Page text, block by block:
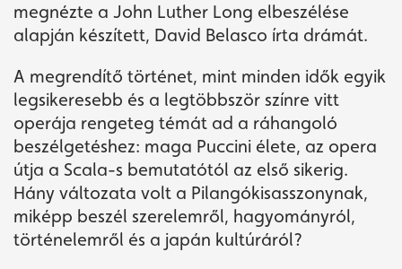
megnézte a John Luther Long elbeszélése
alapján készített, David Belasco írta drámát.
A megrendítő történet, mint minden idők egyik
legsikeresebb és a legtöbbször színre vitt
operája rengeteg témát ad a ráhangoló
beszélgetéshez: maga Puccini élete, az opera
útja a Scala-s bemutatótól az első sikerig.
Hány változata volt a Pilangókisasszonynak,
miképp beszél szerelemről, hagyományról,
történelemről és a japán kultúráról?